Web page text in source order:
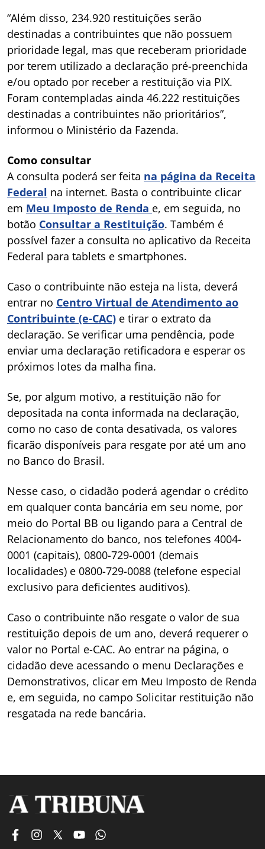
“Além disso, 234.920 restituições serão
destinadas a contribuintes que não possuem
prioridade legal, mas que receberam prioridade
por terem utilizado a declaração pré-preenchida
e/ou optado por receber a restituição via PIX.
Foram contempladas ainda 46.222 restituições
destinadas a contribuintes não prioritários”,
informou o Ministério da Fazenda.
Como consultar
A consulta poderá ser feita na página da Receita
Federal na internet. Basta o contribuinte clicar
em Meu Imposto de Renda e, em seguida, no
botão Consultar a Restituição. Também é
possível fazer a consulta no aplicativo da Receita
Federal para tablets e smartphones.
Caso o contribuinte não esteja na lista, deverá
entrar no Centro Virtual de Atendimento ao
Contribuinte (e-CAC) e tirar o extrato da
declaração. Se verificar uma pendência, pode
enviar uma declaração retificadora e esperar os
próximos lotes da malha fina.
Se, por algum motivo, a restituição não for
depositada na conta informada na declaração,
como no caso de conta desativada, os valores
ficarão disponíveis para resgate por até um ano
no Banco do Brasil.
Nesse caso, o cidadão poderá agendar o crédito
em qualquer conta bancária em seu nome, por
meio do Portal BB ou ligando para a Central de
Relacionamento do banco, nos telefones 4004-
0001 (capitais), 0800-729-0001 (demais
localidades) e 0800-729-0088 (telefone especial
exclusivo para deficientes auditivos).
Caso o contribuinte não resgate o valor de sua
restituição depois de um ano, deverá requerer o
valor no Portal e-CAC. Ao entrar na página, o
cidadão deve acessando o menu Declarações e
Demonstrativos, clicar em Meu Imposto de Renda
e, em seguida, no campo Solicitar restituição não
resgatada na rede bancária.